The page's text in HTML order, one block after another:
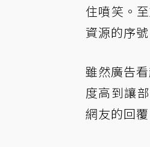
住噴笑。
資源的序號
雖然廣告
度高到讓
網友的回